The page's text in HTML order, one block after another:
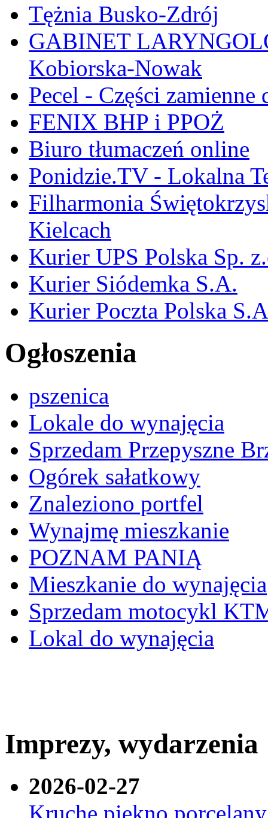
Tężnia Busko-Zdrój
GABINET
Kobiorska-Nowak
Pecel - Części
FENIX BHP i PPOŻ
Biuro tłumaczeń online
Ponidzie.TV - Lokalna
Filharmonia
Kielcach
Kurier UPS Polska Sp.
Kurier Siódemka S.A.
Kurier Poczta Polska
Ogłoszenia
pszenica
Lokale do wynajęcia
Sprzedam Przepyszne
Ogórek sałatkowy
Znaleziono portfel
Wynajmę mieszkanie
POZNAM PANIĄ
Mieszkanie do wynajęcia
Sprzedam motocykl
Lokal do wynajęcia
Imprezy, wydarzenia
2026-02-27